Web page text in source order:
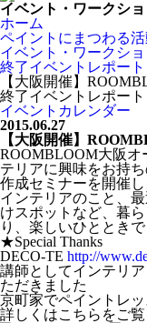
イベント・ワークシ
ホーム
ペイントにまつわる活
イベント・ワークシ
終了イベントレポート
【大阪開催】
終了イベントレポート
イベントカレンダー
2015.06.27
【大阪開催】
ROOMBLOOM大阪オ
テリアに興味をお持
作成セミナーを開催し
インテリアのこと、
けスポットなど、暮
り、楽しいひとときで
★Special Thanks
DECO-TE http://
講師としてインテリ
ただきました
京町家でペイントレ
詳しくはこちらをご